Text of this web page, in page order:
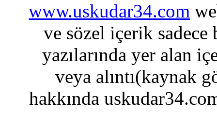
www.uskudar34.com
ve sözel içerik sadece
yazılarında yer alan
veya alıntı(kaynak
hakkında